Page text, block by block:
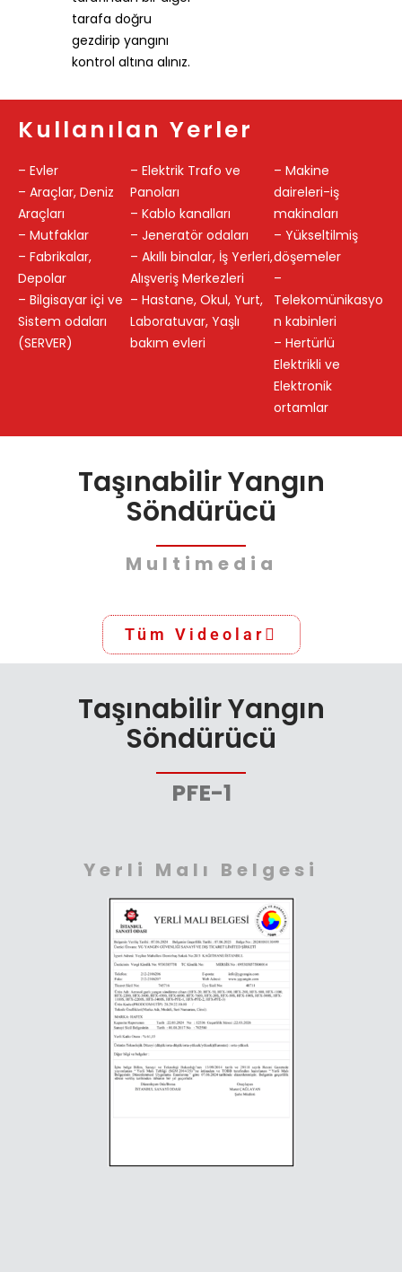
tarafa doğru
gezdirip yangını
kontrol altına alınız.
Kullanılan Yerler
– Evler
– Araçlar, Deniz
Araçları
– Mutfaklar
– Fabrikalar,
Depolar
– Bilgisayar içi ve
Sistem odaları
(SERVER)
– Elektrik Trafo ve
Panoları
– Kablo kanalları
– Jeneratör odaları
– Akıllı binalar, İş Yerleri,
Alışveriş Merkezleri
– Hastane, Okul, Yurt,
Laboratuvar, Yaşlı
bakım evleri
– Makine
daireleri-iş
makinaları
– Yükseltilmiş
döşemeler
–
Telekomünikasyo
n kabinleri
– Hertürlü
Elektrikli ve
Elektronik
ortamlar
Taşınabilir Yangın
Söndürücü
Multimedia
Tüm Videolar
Taşınabilir Yangın
Söndürücü
PFE-1
Yerli Malı Belgesi